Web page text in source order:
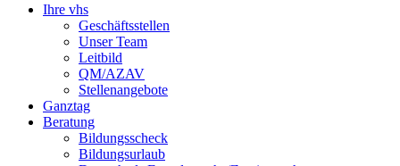
Ihre vhs
Geschäftsstellen
Unser Team
Leitbild
QM/AZAV
Stellenangebote
Ganztag
Beratung
Bildungsscheck
Bildungsurlaub